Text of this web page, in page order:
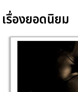
เรื่องยอดนิยม